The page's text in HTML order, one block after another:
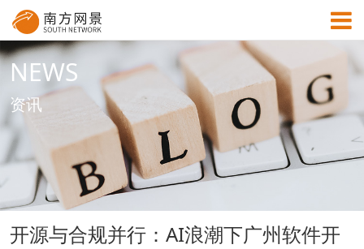
MENU
首页
成功案例
解决方案
NEWS
资讯
开源与合规并行：AI浪潮下广州软件开